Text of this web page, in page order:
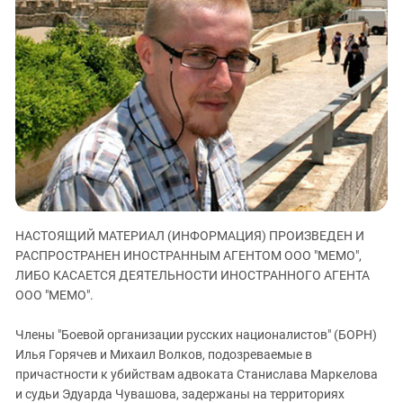
ЗАСТАВЛЯЕТ
КАВКАЗ ЗА ПАЛЕСТИНУ
ИНАКОМЫСЛИЕ В ЧЕЧНЕ
ПРЕСЛЕДОВАНИЕ АКТИВИСТОВ
МОБИЛИЗАЦИЯ И ПРОТЕСТЫ
Дагестан
Ингушетия
Кабардино-Балкария
Калмыкия
Карачаево-Черкесия
Краснодарский край
Нагорный Карабах
Российская Федерация
Ростовская область
СКФО
Чечня
Южная Осетия
НАСТОЯЩИЙ МАТЕРИАЛ (ИНФОРМАЦИЯ) ПРОИЗВЕДЕН И
РАСПРОСТРАНЕН ИНОСТРАННЫМ АГЕНТОМ ООО "МЕМО",
ЛИБО КАСАЕТСЯ ДЕЯТЕЛЬНОСТИ ИНОСТРАННОГО АГЕНТА
ООО "МЕМО".
Члены "Боевой организации русских националистов" (БОРН)
Илья Горячев и Михаил Волков, подозреваемые в
причастности к убийствам адвоката Станислава Маркелова
и судьи Эдуарда Чувашова, задержаны на территориях